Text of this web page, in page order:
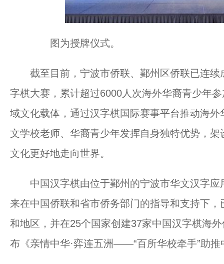
图为授牌仪式。
截至目前，宁波市侨联、鄞州区侨联已连续
字棋大赛，累计超过6000人次海外华裔青少年
域文化载体，通过汉字棋国际赛事平台推动海
文学校老师、华裔青少年发挥自身独特优势，
文化更好地走向世界。
中国汉字棋由位于鄞州的宁波市华文汉字应
来在中国侨联和省市侨务部门的指导和支持下
和地区，并在25个国家创建37家中国汉字棋海
布《亲情中华·弈连五洲——“百所华校牵手”助